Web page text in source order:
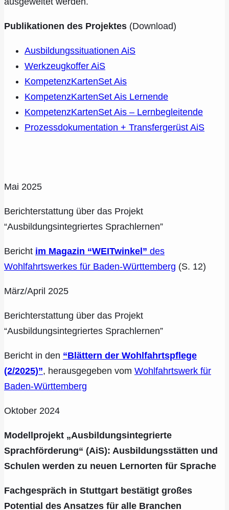
Publikationen des Projektes (Download)
Ausbildungssituationen AiS
Werkzeugkoffer AiS
KompetenzKartenSet Ais
KompetenzKartenSet Ais Lernende
KompetenzKartenSet Ais – Lernbegleitende
Prozessdokumentation + Transfergerüst AiS
Mai 2025
Berichterstattung über das Projekt
“Ausbildungsintegriertes Sprachlernen”
Bericht im Magazin “WEITwinkel” des
Wohlfahrtswerkes für Baden-Württemberg (S. 12)
März/April 2025
Berichterstattung über das Projekt
“Ausbildungsintegriertes Sprachlernen”
Bericht in den “Blättern der Wohlfahrtspflege
(2/2025)”, herausgegeben vom Wohlfahrtswerk für
Baden-Württemberg
Oktober 2024
Modellprojekt „Ausbildungsintegrierte
Sprachförderung“ (AiS): Ausbildungsstätten und
Schulen werden zu neuen Lernorten für Sprache
Fachgespräch in Stuttgart bestätigt großes
Potential des Ansatzes für alle Branchen